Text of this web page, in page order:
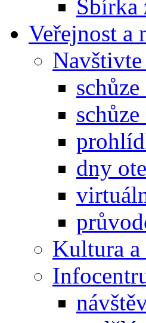
Sbírka
Veřejnost a
Navštivte
dny
Kultura a